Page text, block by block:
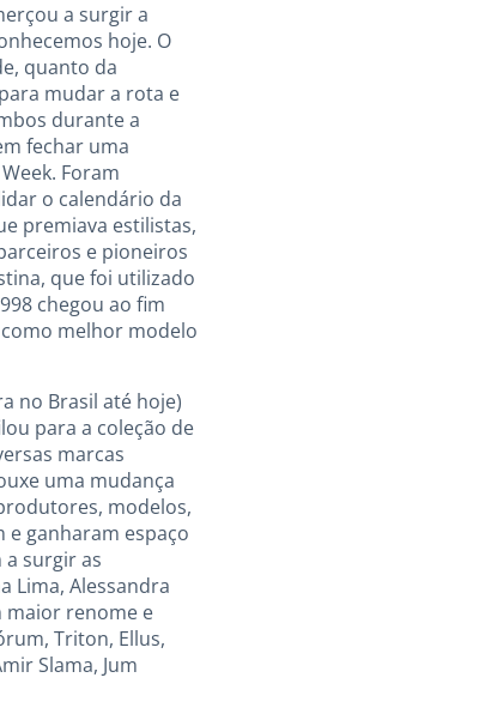
a surgir a
hoje. O
quanto da
mudar a rota e
durante a
fechar uma
Foram
o calendário da
premiava estilistas,
e pioneiros
que foi utilizado
chegou ao fim
melhor modelo
no Brasil até hoje)
para a coleção de
marcas
uma mudança
modelos,
e ganharam espaço
a surgir as
Lima, Alessandra
maior renome e
Triton, Ellus,
Slama, Jum